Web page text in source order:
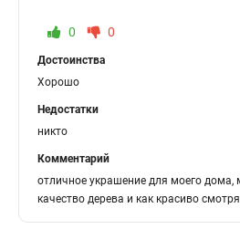
0 0
Достоинства
Хорошо
Недостатки
никто
Комментарий
отличное украшение для моего дома,
качество дерева и как красиво